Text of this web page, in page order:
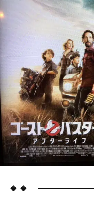
🔸🔸